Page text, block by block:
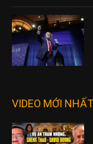
VIDEO MỚI NHẤT